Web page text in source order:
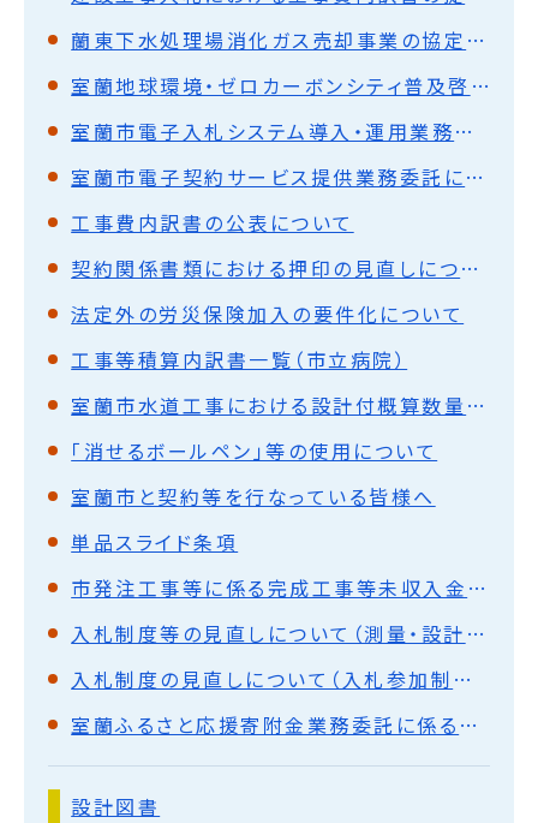
蘭東下水処理場消化ガス売却事業の協定締結について(平成26年11月12日更新)
室蘭地球環境・ゼロカーボンシティ普及啓発業務公募型プロポーザル
室蘭市電子入札システム導入・運用業務委託に係る公募型見積合わせの実施について
室蘭市電子契約サービス提供業務委託に係る入札の実施について
工事費内訳書の公表について
契約関係書類における押印の見直しについて
法定外の労災保険加入の要件化について
工事等積算内訳書一覧（市立病院）
室蘭市水道工事における設計付概算数量発注方式試行について(令和2年3月)
「消せるボールペン」等の使用について
室蘭市と契約等を行なっている皆様へ
単品スライド条項
市発注工事等に係る完成工事等未収入金債権の流動化について
入札制度等の見直しについて（測量・設計・調査の委託）
入札制度の見直しについて（入札参加制限等）
室蘭ふるさと応援寄附金業務委託に係る企画提案の募集（公募型プロポーザル方式）
設計図書